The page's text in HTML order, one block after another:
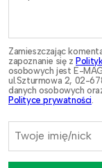
Zamieszczając
zapoznanie się z
osobowych jest E-
ul.Szturmowa 2, 02-
danych osobowych
Polityce prywatności.